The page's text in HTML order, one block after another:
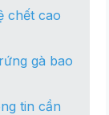
chết cao
gà bao
tin cần